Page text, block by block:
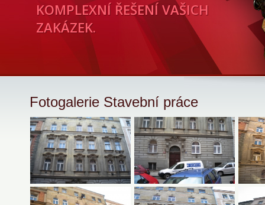
KOMPLEXNÍ ŘEŠENÍ VAŠICH
ZAKÁZEK.
Fotogalerie Stavební práce